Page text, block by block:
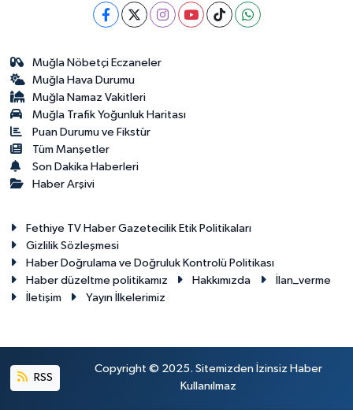
Muğla Nöbetçi Eczaneler
Muğla Hava Durumu
Muğla Namaz Vakitleri
Muğla Trafik Yoğunluk Haritası
Puan Durumu ve Fikstür
Tüm Manşetler
Son Dakika Haberleri
Haber Arşivi
Fethiye TV Haber Gazetecilik Etik Politikaları
Gizlilik Sözleşmesi
Haber Doğrulama ve Doğruluk Kontrolü Politikası
Haber düzeltme politikamız
Hakkımızda
İlan_verme
İletişim
Yayın İlkelerimiz
RSS
Copyright © 2025. Sitemizden İzinsiz Haber
Kullanılmaz